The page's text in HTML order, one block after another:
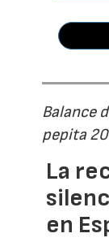
Balance
pepita
La
en